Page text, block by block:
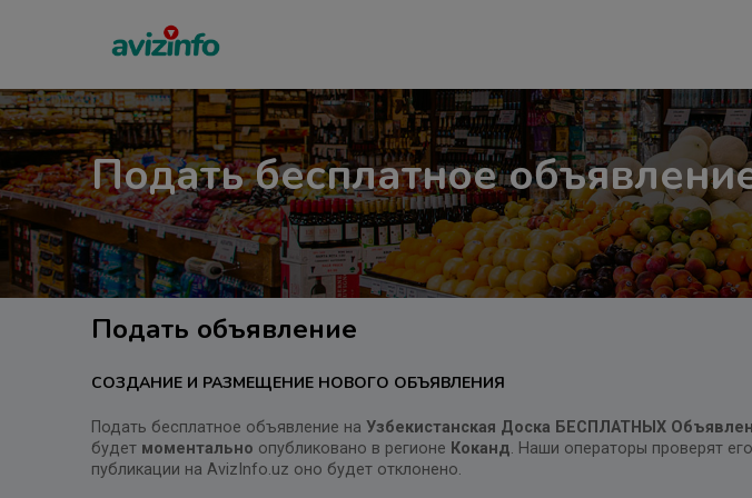
Подать бесплатное
Подать объявление
СОЗДАНИЕ И РАЗМЕЩЕНИЕ НОВОГО ОБЪЯВЛЕНИЯ
Подать бесплатное объявление на Узбекистанская Доска БЕСПЛАТНЫХ
будет моментально опубликовано в регионе Коканд. Наши операторы проверят
публикации на AvizInfo.uz оно будет отклонено.